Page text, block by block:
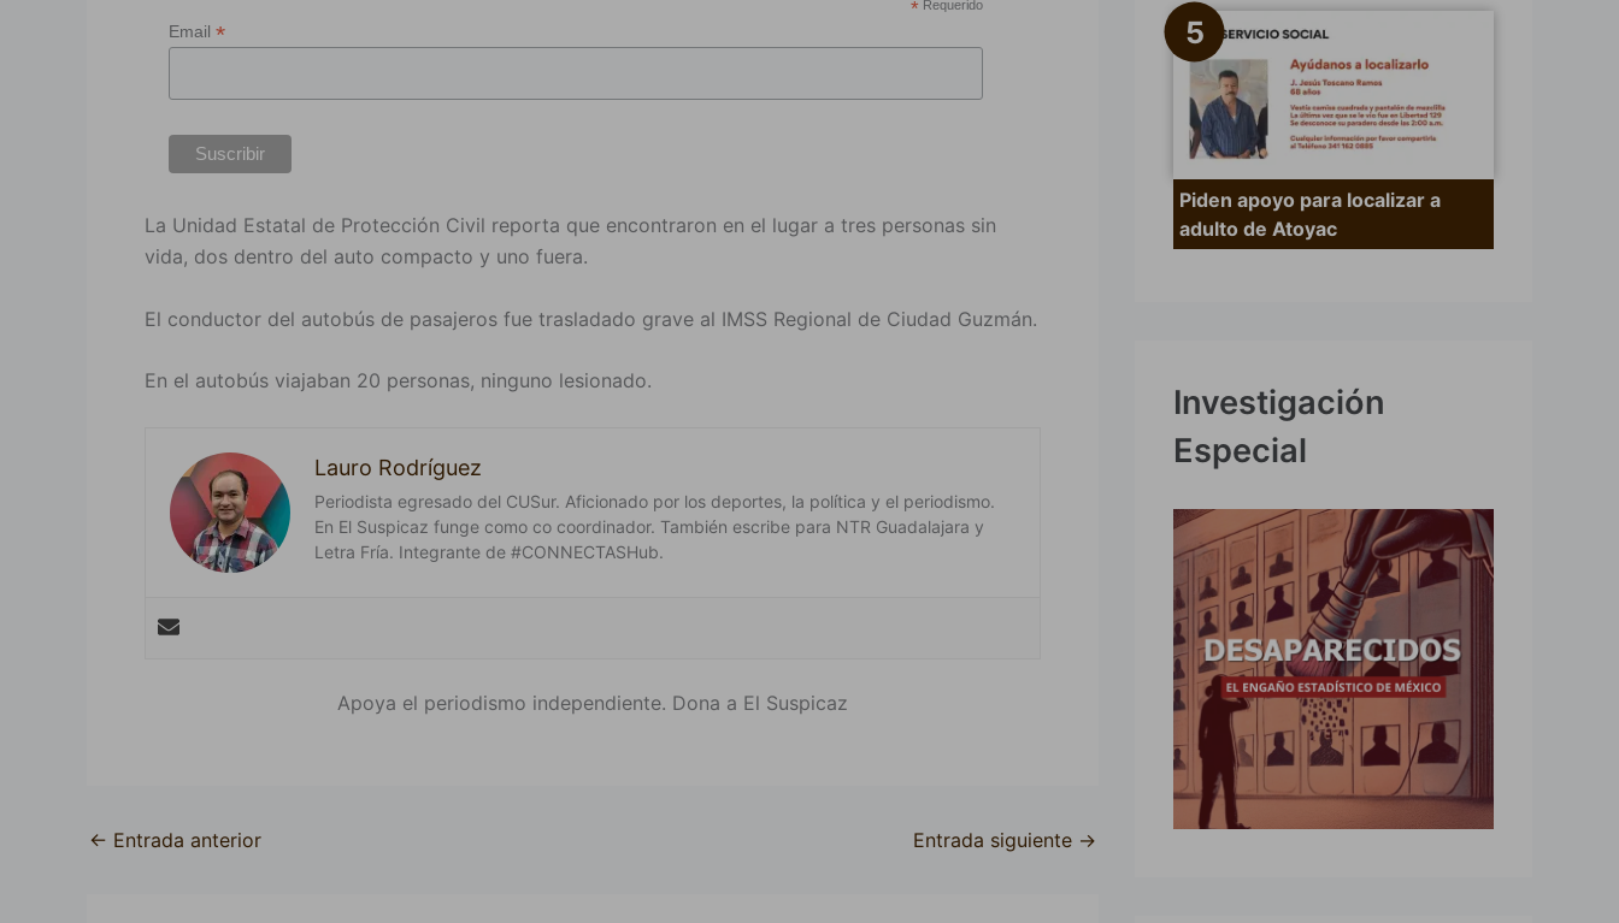
* Requerido
Email *
La Unidad Estatal de Protección Civil reporta que encontraron en el lugar a tres personas sin
vida, dos dentro del auto compacto y uno fuera.
El conductor del autobús de pasajeros fue trasladado grave al IMSS Regional de Ciudad Guzmán.
En el autobús viajaban 20 personas, ninguno lesionado.
Lauro Rodríguez
Periodista egresado del CUSur. Aficionado por los deportes, la política y el periodismo.
En El Suspicaz funge como co coordinador. También escribe para NTR Guadalajara y
Letra Fría. Integrante de #CONNECTASHub.
Apoya el periodismo independiente. Dona a El Suspicaz
← Entrada anterior Entrada siguiente →
Piden apoyo para localizar a
adulto de Atoyac
Investigación
Especial